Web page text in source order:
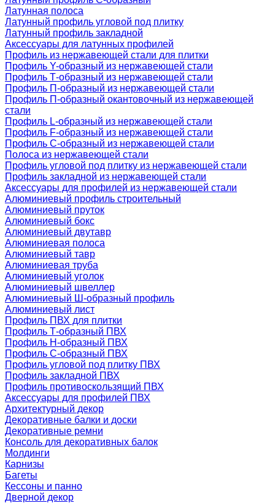
Латунная полоса
Латунный профиль угловой под плитку
Латунный профиль закладной
Аксессуары для латунных профилей
Профиль из нержавеющей стали для плитки
Профиль Y-образный из нержавеющей стали
Профиль Т-образный из нержавеющей стали
Профиль П-образный из нержавеющей стали
Профиль П-образный окантовочный из нержавеющей
стали
Профиль L-образный из нержавеющей стали
Профиль F-образный из нержавеющей стали
Профиль C-образный из нержавеющей стали
Полоса из нержавеющей стали
Профиль угловой под плитку из нержавеющей стали
Профиль закладной из нержавеющей стали
Аксессуары для профилей из нержавеющей стали
Алюминиевый профиль строительный
Алюминиевый пруток
Алюминиевый бокс
Алюминиевый двутавр
Алюминиевая полоса
Алюминиевый тавр
Алюминиевая труба
Алюминиевый уголок
Алюминиевый швеллер
Алюминиевый Ш-образный профиль
Алюминиевый лист
Профиль ПВХ для плитки
Профиль Т-образный ПВХ
Профиль H-образный ПВХ
Профиль C-образный ПВХ
Профиль угловой под плитку ПВХ
Профиль закладной ПВХ
Профиль противоскользящий ПВХ
Аксессуары для профилей ПВХ
Архитектурный декор
Декоративные балки и доски
Декоративные ремни
Консоль для декоративных балок
Молдинги
Карнизы
Багеты
Кессоны и панно
Дверной декор